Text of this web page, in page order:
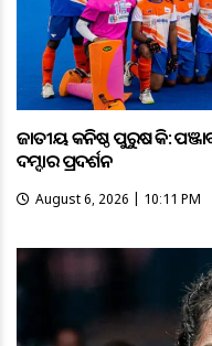
ଜାତୀୟ କନିଷ୍ଠ ପୁରୁଷ ହକି:
ଦମ୍ଦାର ପ୍ରଦର୍ଶନ
August 6, 2026 | 10:11 PM